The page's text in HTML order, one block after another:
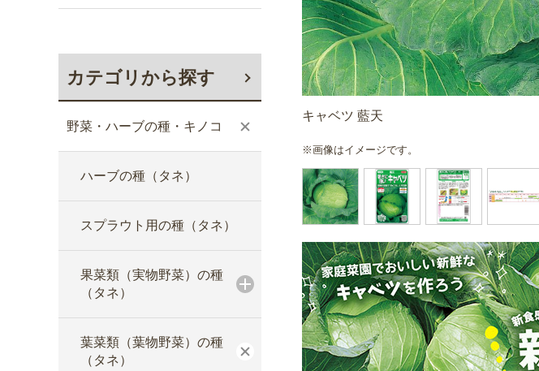
カテゴリから探す
野菜・ハーブの種・キノコ
ハーブの種（タネ）
スプラウト用の種（タネ）
果菜類（実物野菜）の種
（タネ）
葉菜類（葉物野菜）の種
（タネ）
キャベツ 藍天
※画像はイメージです。